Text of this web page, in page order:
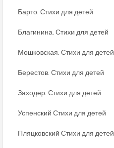
Барто. Стихи для детей
Благинина. Стихи для детей
Мошковская. Стихи для детей
Берестов. Стихи для детей
Заходер. Стихи для детей
Успенский Стихи для детей
Пляцковский Стихи для детей